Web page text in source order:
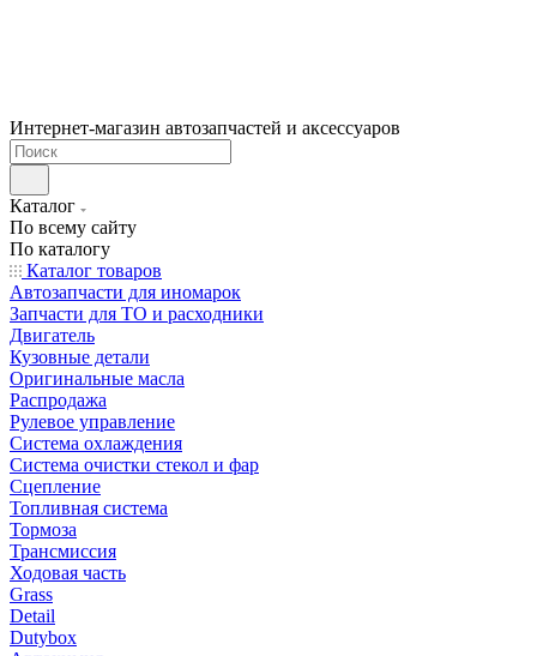
Интернет-магазин автозапчастей и аксессуаров
Каталог
По всему сайту
По каталогу
Каталог товаров
Автозапчасти для иномарок
Запчасти для ТО и расходники
Двигатель
Кузовные детали
Оригинальные масла
Распродажа
Рулевое управление
Система охлаждения
Система очистки стекол и фар
Сцепление
Топливная система
Тормоза
Трансмиссия
Ходовая часть
Grass
Detail
Dutybox